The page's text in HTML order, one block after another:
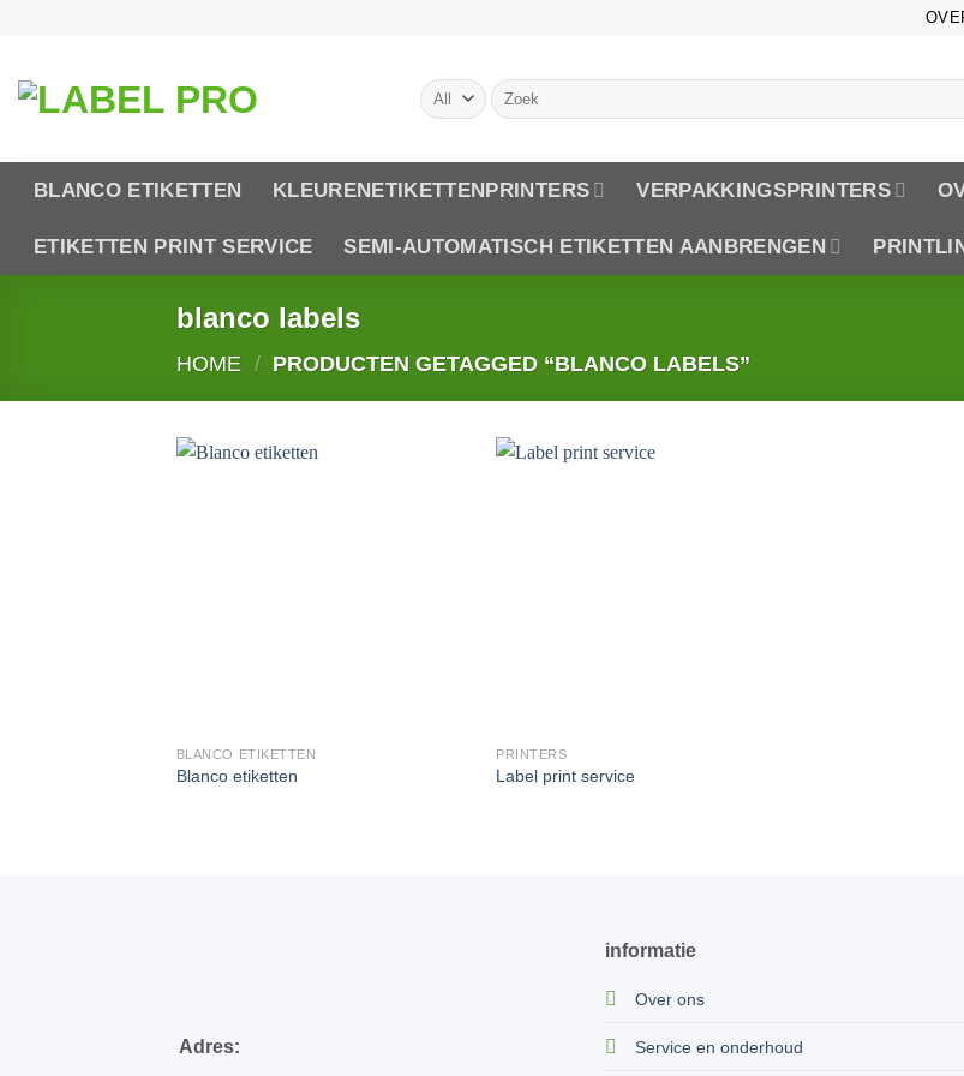
Zoeken
naar:
BLANCO ETIKETTEN KLEURENETIKETTENPRINTERS VERPAKKINGSPRINTERS
ETIKETTEN PRINT SERVICE SEMI-AUTOMATISCH ETIKETTEN AANBRENGEN
blanco labels
HOME / PRODUCTEN GETAGGED “BLANCO LABELS”
BLANCO ETIKETTEN
Blanco etiketten
PRINTERS
Label print service
Adres:
informatie
Over ons
Service en onderhoud